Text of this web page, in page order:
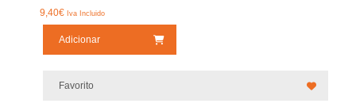
9,40€ Iva Incluido
Adicionar
Favorito